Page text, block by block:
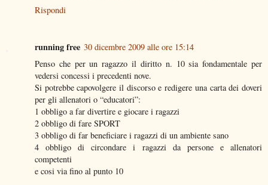
Rispondi
running free 30 dicembre 2009 alle ore 15:14
Penso che per un ragazzo il diritto n. 10 sia fondamentale per
vedersi concessi i precedenti nove.
Si potrebbe capovolgere il discorso e redigere una carta dei doveri
per gli allenatori o “educatori”:
1 obbligo a far divertire e giocare i ragazzi
2 obbligo di fare SPORT
3 obbligo di far beneficiare i ragazzi di un ambiente sano
4 obbligo di circondare i ragazzi da persone e allenatori
competenti
e cosi via fino al punto 10